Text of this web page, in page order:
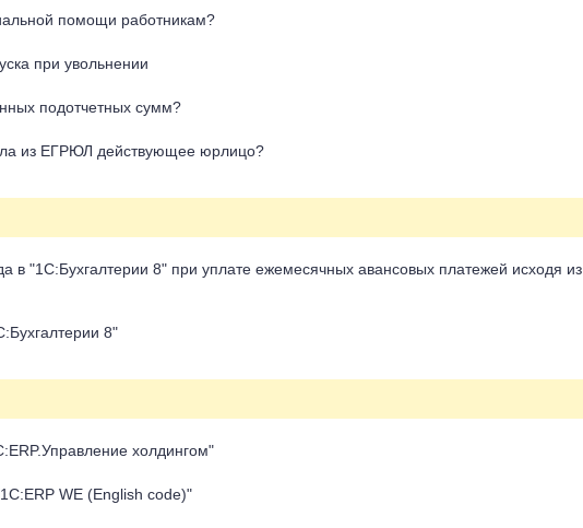
помощи работникам?
при увольнении
подотчетных сумм?
из ЕГРЮЛ действующее юрлицо?
в "1С:Бухгалтерии 8" при уплате ежемесячных авансовых платежей исходя из
8"
холдингом"
WE (English code)"